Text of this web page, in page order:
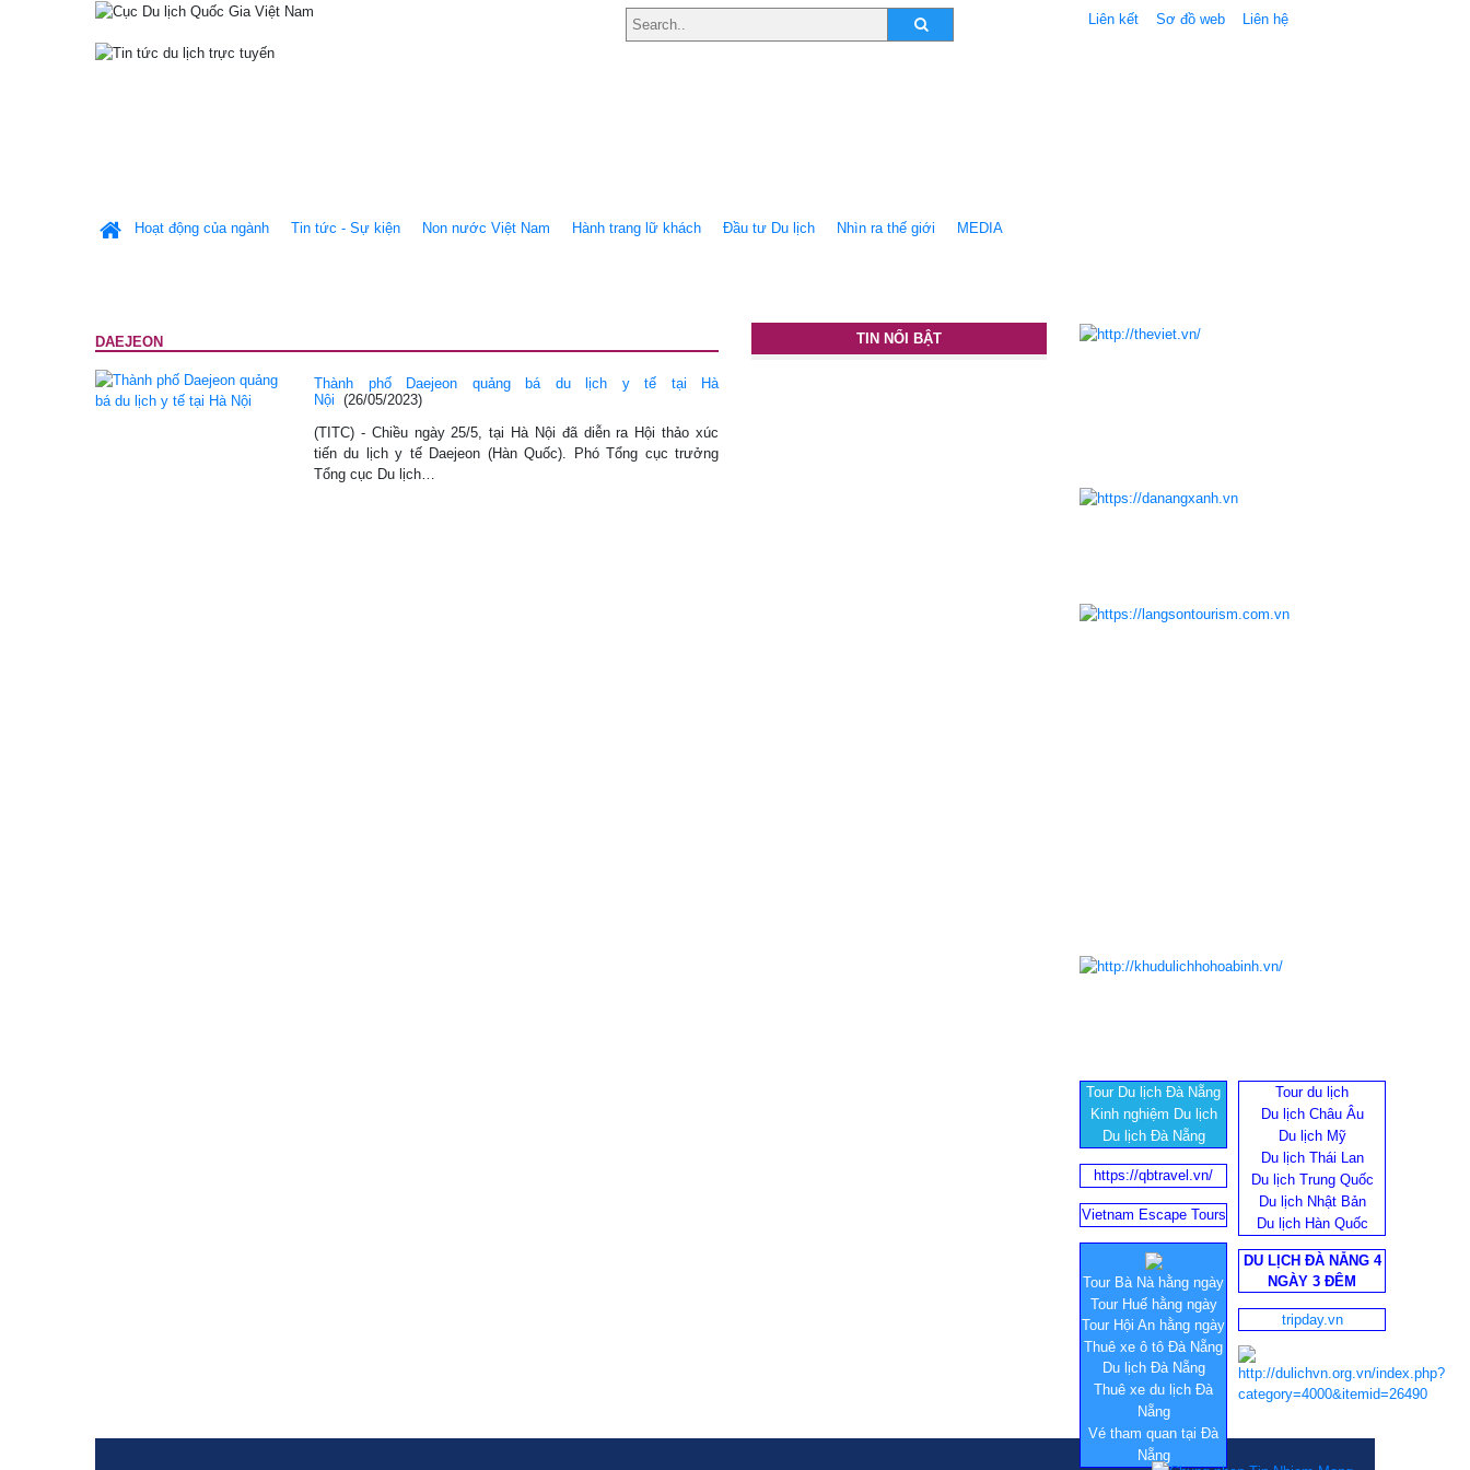
Liên kết Sơ đồ web Liên hệ
Hoạt động của ngành Tin tức - Sự kiện Non nước Việt Nam Hành trang lữ khách Ðầu tư Du lịch Nhìn ra thế giới MEDIA
DAEJEON
Thành phố Daejeon quảng bá du lịch y tế tại Hà
Nội (26/05/2023)
(TITC) - Chiều ngày 25/5, tại Hà Nội đã diễn ra Hội thảo xúc
tiến du lịch y tế Daejeon (Hàn Quốc). Phó Tổng cục trưởng
Tổng cục Du lịch…
TIN NỔI BẬT
Tour Du lịch Đà Nẵng
Kinh nghiệm Du lịch
Du lịch Đà Nẵng
Tour du lịch
Du lịch Châu Âu
Du lịch Mỹ
Du lịch Thái Lan
Du lịch Trung Quốc
Du lịch Nhật Bản
Du lịch Hàn Quốc
https://qbtravel.vn/
Vietnam Escape Tours
Tour Bà Nà hằng ngày
Tour Huế hằng ngày
Tour Hội An hằng ngày
Thuê xe ô tô Đà Nẵng
Du lịch Đà Nẵng
Thuê xe du lịch Đà
Nẵng
Vé tham quan tại Đà
Nẵng
DU LỊCH ĐÀ NẴNG 4
NGÀY 3 ĐÊM
tripday.vn